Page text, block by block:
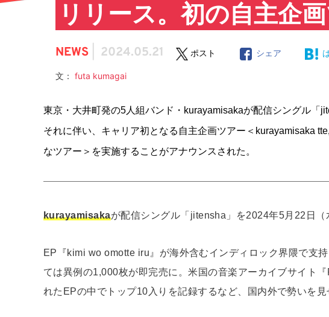
リリース。初の自主企
NEWS 2024.05.21 ポスト シェア
文： futa kumagai
東京・大井町発の5人組バンド・kurayamisakaが配信シングル「
それに伴い、キャリア初となる自主企画ツアー＜kurayamisaka
なツアー＞を実施することがアナウンスされた。
kurayamisakaが配信シングル「jitensha」を2024年5月22日（
EP『kimi wo omotte iru』が海外含むインディロック界隈で支
ては異例の1,000枚が即完売に。米国の音楽アーカイブサイト
れたEPの中でトップ10入りを記録するなど、国内外で勢いを見